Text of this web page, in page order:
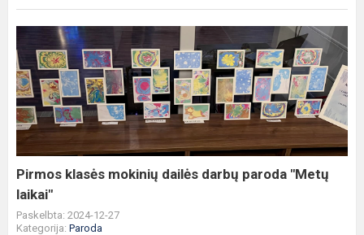
Pirmos
klasės
mokinių
dailės
darbų
paroda
"Metų
laikai"
Pirmos klasės mokinių dailės darbų paroda "Metų
laikai"
Paskelbta: 2024-12-27
Kategorija: Paroda